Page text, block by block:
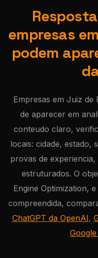
empresas
podem
Empresas em Juiz de
de aparecer em
conteudo claro,
locais: cidade, estado,
provas de
estruturados. O
Engine Optimization,
compreendida,
ChatGPT da OpenAI,